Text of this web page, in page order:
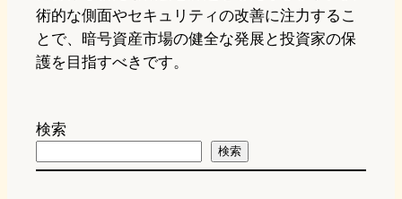
術的な側面やセキュリティの改善に注力するこ
とで、暗号資産市場の健全な発展と投資家の保
護を目指すべきです。
検索
検索